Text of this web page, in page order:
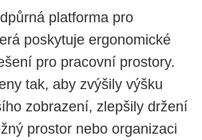
platforma pro
poskytuje ergonomické
pro pracovní prostory.
tak, aby zvýšily výšku
zobrazení, zlepšily držení
prostor nebo organizaci